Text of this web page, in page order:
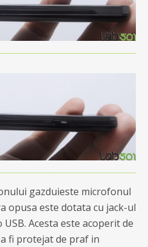
gazduieste microfonul
opusa este dotata cu jack-ul
Acesta este acoperit de
fi protejat de praf in